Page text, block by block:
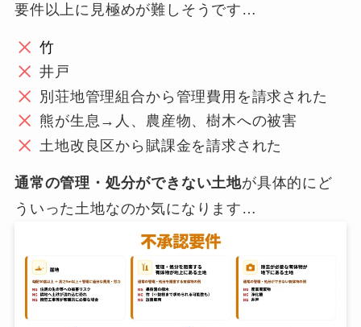
要件以上に見極めが難しそうです…
竹
井戸
別荘地管理組合から管理費用を請求された
熊が生息→人、農産物、樹木への被害
土地改良区から賦課金を請求された
通常の管理・処分ができない土地が具体的にど
ういった土地なのか気になります…